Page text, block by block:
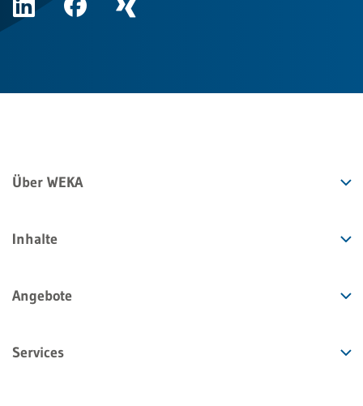
Über WEKA
Inhalte
Angebote
Services